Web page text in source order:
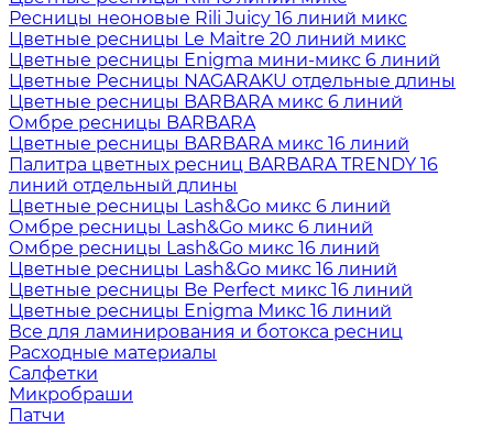
Ресницы неоновые Rili Juicy 16 линий микс
Цветные ресницы Le Maitre 20 линий микс
Цветные ресницы Enigma мини-микс 6 линий
Цветные Ресницы NAGARAKU отдельные длины
Цветные ресницы BARBARA микс 6 линий
Омбре ресницы BARBARA
Цветные ресницы BARBARA микс 16 линий
Палитра цветных ресниц BARBARA TRENDY 16
линий отдельный длины
Цветные ресницы Lash&Go микс 6 линий
Омбре ресницы Lash&Go микс 6 линий
Омбре ресницы Lash&Go микс 16 линий
Цветные ресницы Lash&Go микс 16 линий
Цветные ресницы Be Perfect микс 16 линий
Цветные ресницы Enigma Микс 16 линий
Все для ламинирования и ботокса ресниц
Расходные материалы
Салфетки
Микробраши
Патчи